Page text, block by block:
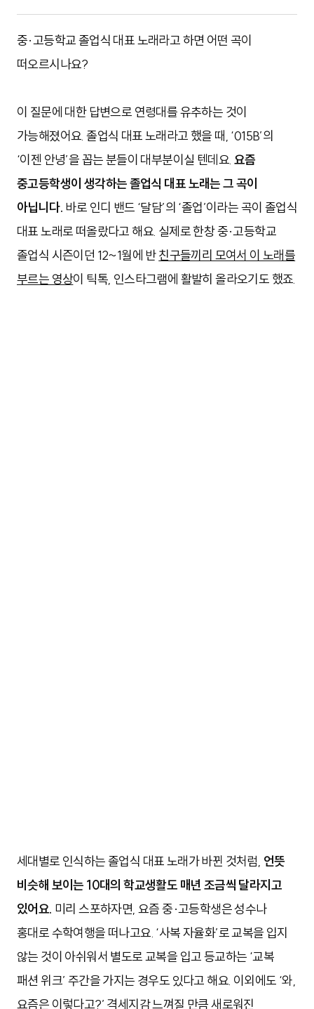
중·고등학교 졸업식 대표 노래라고 하면 어떤 곡이
떠오르시나요?
이 질문에 대한 답변으로 연령대를 유추하는 것이
가능해졌어요. 졸업식 대표 노래라고 했을 때, ‘015B’의
‘이젠 안녕’을 꼽는 분들이 대부분이실 텐데요. 요즘
중고등학생이 생각하는 졸업식 대표 노래는 그 곡이
아닙니다. 바로 인디 밴드 ‘달담’의 ‘졸업’이라는 곡이 졸업식
대표 노래로 떠올랐다고 해요. 실제로 한창 중·고등학교
졸업식 시즌이던 12~1월에 반친구들끼리 모여서 이 노래를
부르는 영상이 틱톡, 인스타그램에 활발히 올라오기도 했죠.
세대별로 인식하는 졸업식 대표 노래가 바뀐 것처럼, 언뜻
비슷해 보이는 10대의 학교생활도 매년 조금씩 달라지고
있어요. 미리 스포하자면, 요즘 중·고등학생은 성수나
홍대로 수학여행을 떠나고요. ‘사복 자율화’로 교복을 입지
않는 것이 아쉬워서 별도로 교복을 입고 등교하는 ‘교복
패션 위크’ 주간을 가지는 경우도 있다고 해요. 이외에도 ‘와,
요즘은 이렇다고?’ 격세지감 느껴질 만큼 새로워진